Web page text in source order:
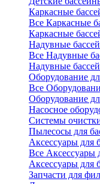
Каркасные
Все Каркасные
Каркасные
Надувные
Все Надувные
Надувные
Оборудование
Все
Оборудование
Насосное
Системы
Пылесосы для
Аксессуары для
Все Аксессуары
Аксессуары для
Запчасти для